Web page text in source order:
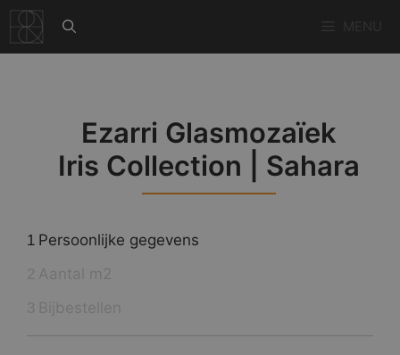
naar
de
Ezarri Glasmozaïek
Iris Collection | Sahara
1 Persoonlijke gegevens